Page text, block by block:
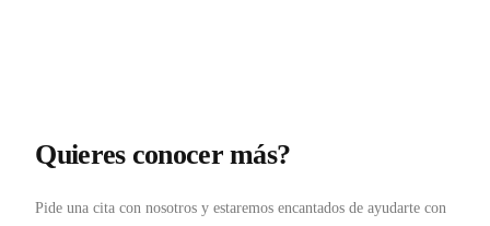
Quieres conocer más?
Pide una cita con nosotros y estaremos encantados de ayudarte con